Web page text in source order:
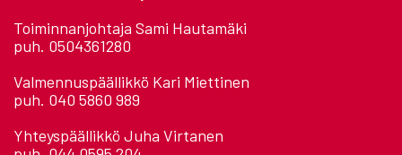
Toiminnanjohtaja Sami Hautamäki
puh. 0504361280
Valmennuspäällikkö Kari Miettinen
puh. 040 5860 989
Yhteyspäällikkö Juha Virtanen